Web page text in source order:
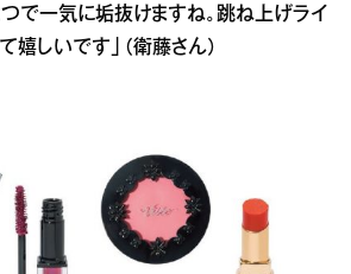
で一気に垢抜けますね。跳ね上げライ
嬉しいです」（衛藤さん）